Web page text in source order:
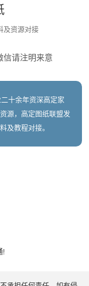
及资源对接
请注明来意
十余年资深高定家
源，高定图纸联盟发
及教程对接。
!